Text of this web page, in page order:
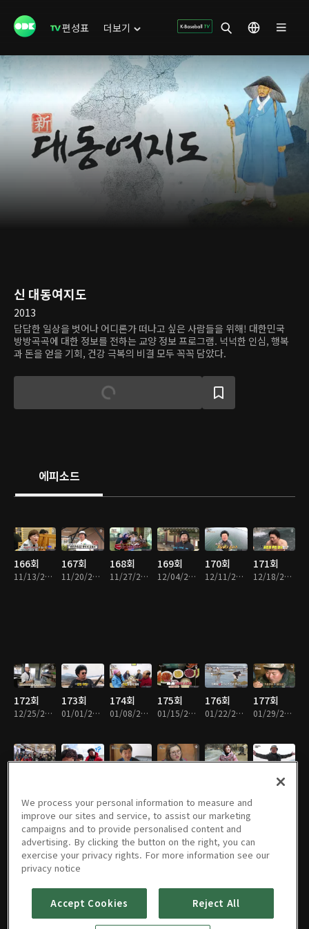
편성표 더보기
신 대동여지도
2013
답답한 일상을 벗어나 어디론가 떠나고 싶은 사람들을 위해! 대한민국
방방곡곡에 대한 정보를 전하는 교양 정보 프로그램. 넉넉한 인심, 행복
과 돈을 얻을 기회, 건강 극복의 비결 모두 꼭꼭 담았다.
에피소드
166회
11/13/2016 • 47분
167회
11/20/2016 • 48분
168회
11/27/2016 • 48분
169회
12/04/2016 • 47분
170회
12/11/2016 • 48분
171회
12/18/2016 • 48분
172회
12/25/2016 • 48분
173회
01/01/2017 • 48분
174회
01/08/2017 • 48분
175회
01/15/2017 • 48분
176회
01/22/2017 • 46분
177회
01/29/2017 • 47분
183회
184회
03/26/2017 • 47분
185회 186회 187회 188회 189회
We process your personal information to measure and
improve our sites and service, to assist our marketing
campaigns and to provide personalised content and
advertising. By clicking the button on the right, you can
exercise your privacy rights. For more information see our
privacy notice
Accept Cookies Reject All